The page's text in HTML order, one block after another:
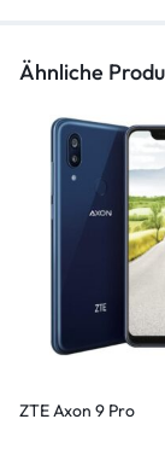
Ähnliche
ZTE Axon 9 Pro